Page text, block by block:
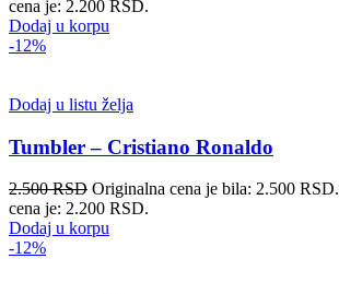
cena je: 2.200 RSD.
Dodaj u korpu
-12%
Dodaj u listu želja
Tumbler – Cristiano Ronaldo
2.500RSD Originalna cena je bila: 2.500 RSD.
cena je: 2.200 RSD.
Dodaj u korpu
-12%